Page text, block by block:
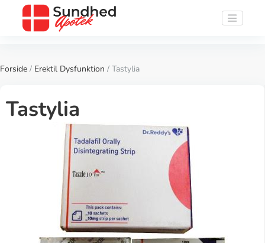
Forside / Erektil Dysfunktion / Tastylia
Tastylia